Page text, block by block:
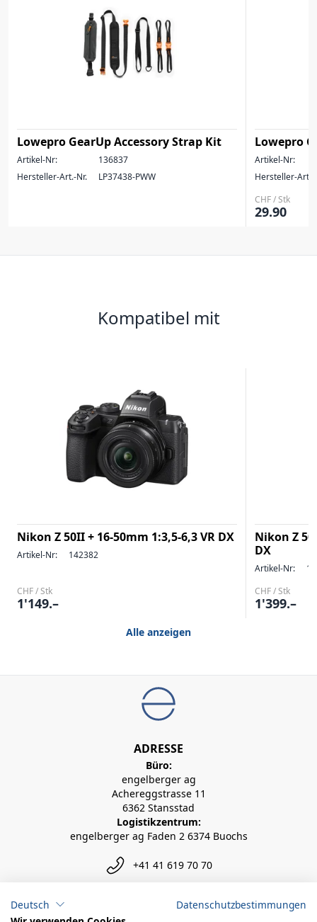
Lowepro GearUp Accessory Strap Kit
Artikel-Nr:
136837
Hersteller-Art.-Nr.
LP37438-PWW
Lowepro
Artikel-Nr:
Hersteller-Art.-
CHF / Stk
29.90
Kompatibel mit
Nikon Z 50II + 16-50mm 1:3,5-6,3 VR DX
Artikel-Nr: 142382
CHF / Stk
1'149.–
Nikon Z
DX
Artikel-Nr:
CHF / Stk
1'399.–
Alle anzeigen
ADRESSE
Büro:
engelberger ag
Achereggstrasse 11
6362 Stansstad
Logistikzentrum:
engelberger ag Faden 2 6374 Buochs
+41 41 619 70 70
info@engelberger.ch
Deutsch
Datenschutzbestimmungen